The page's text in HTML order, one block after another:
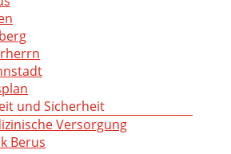
und Sicherheit
Versorgung
Berus